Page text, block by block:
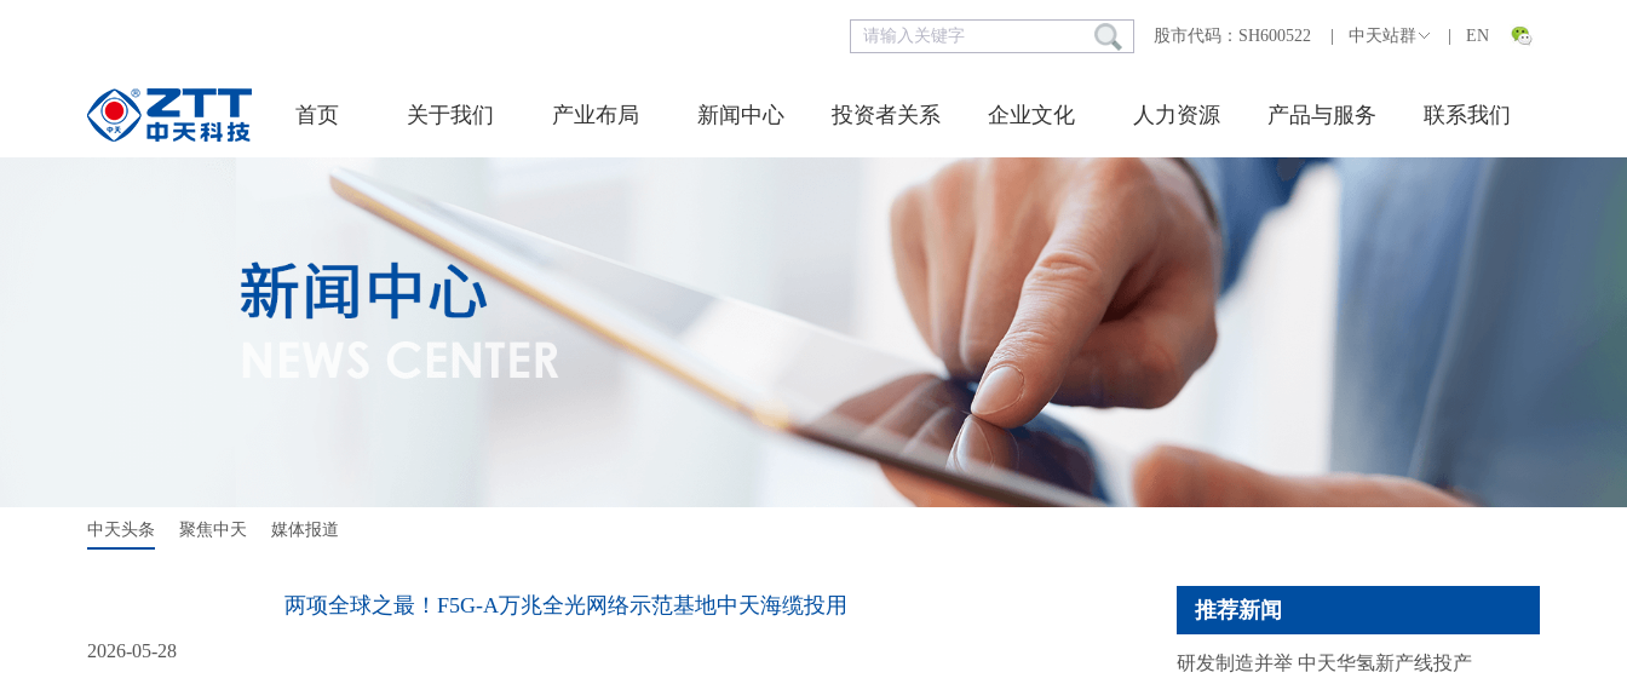
股市代码：SH600522 中天站群 EN
首页 关于我们 产业布局 新闻中心 投资者关系 企业文化 人力资源 产品与服务 联系我们
中天头条 聚焦中天 媒体报道
两项全球之最！F5G-A万兆全光网络示范基地中天海缆投用
2026-05-28
推荐新闻
研发制造并举 中天华氢新产线投产